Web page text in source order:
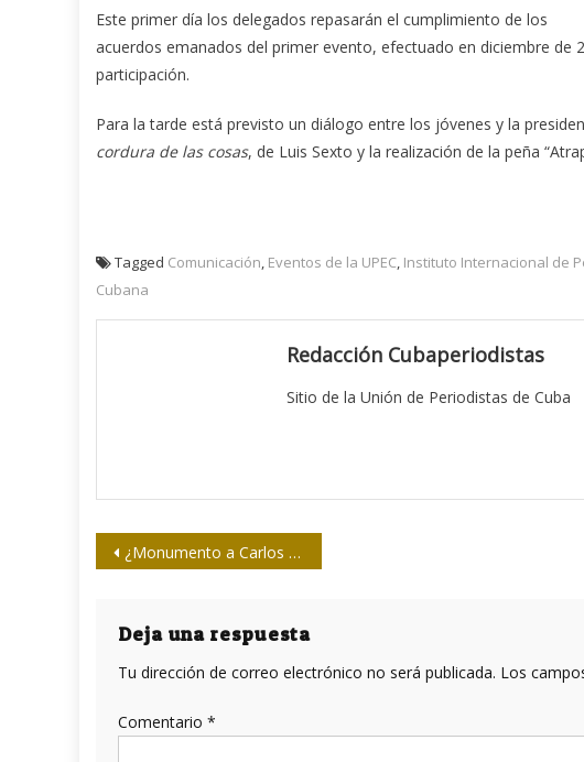
Este primer día los delegados repasarán el cumplimiento de los
acuerdos emanados del primer evento, efectuado en diciembre de
participación.
Para la tarde está previsto un diálogo entre los jóvenes y la
cordura de las cosas, de Luis Sexto y la realización de la peña
Tagged Comunicación, Eventos de la UPEC, Instituto Internacional de
Cubana
Redacción Cubaperiodistas
Sitio de la Unión de Periodistas de Cuba
Navegación
entradas
¿Monumento a Carlos Baliño?
Deja una respuesta
Tu dirección de correo electrónico no será publicada. Los
Comentario *